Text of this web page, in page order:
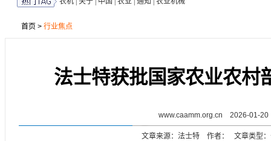
首页 > 行业焦点
法士特获批国家农业农村
www.caamm.org.cn 2026-01-20
文章来源：法士特 作者： 文章类型：